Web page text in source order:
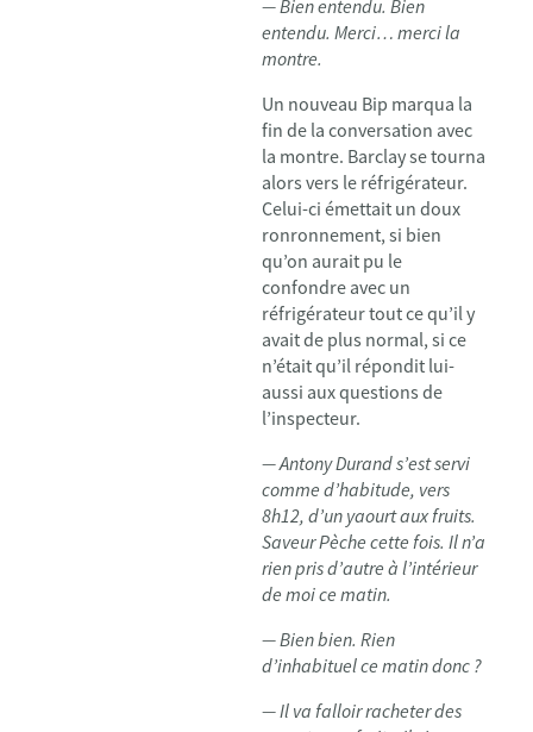
— Bien entendu. Bien
entendu. Merci… merci la
montre.
Un nouveau Bip marqua la
fin de la conversation avec
la montre. Barclay se tourna
alors vers le réfrigérateur.
Celui-ci émettait un doux
ronronnement, si bien
qu’on aurait pu le
confondre avec un
réfrigérateur tout ce qu’il y
avait de plus normal, si ce
n’était qu’il répondit lui-
aussi aux questions de
l’inspecteur.
— Antony Durand s’est servi
comme d’habitude, vers
8h12, d’un yaourt aux fruits.
Saveur Pèche cette fois. Il n’a
rien pris d’autre à l’intérieur
de moi ce matin.
— Bien bien. Rien
d’inhabituel ce matin donc ?
— Il va falloir racheter des